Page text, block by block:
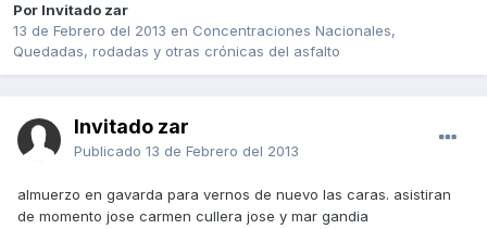
Por Invitado zar
13 de Febrero del 2013 en Concentraciones Nacionales,
Quedadas, rodadas y otras crónicas del asfalto
Invitado zar
Publicado 13 de Febrero del 2013
almuerzo en gavarda para vernos de nuevo las caras. asistiran
de momento jose carmen cullera jose y mar gandia